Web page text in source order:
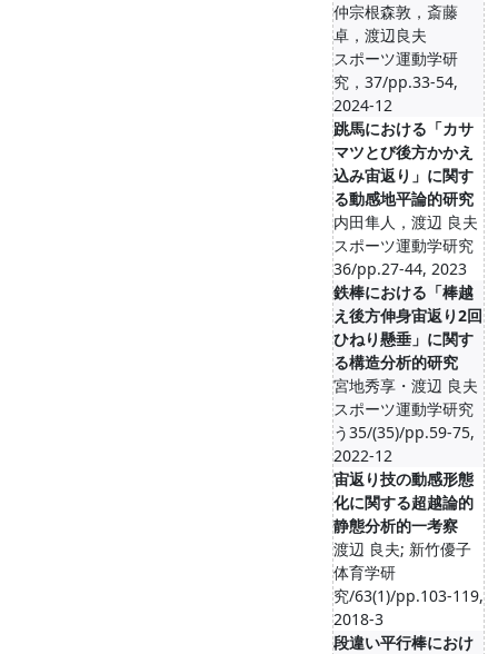
仲宗根森敦，斎藤
卓，渡辺良夫
スポーツ運動学研
究，37/pp.33-54,
2024-12
跳馬における「カサ
マツとび後方かかえ
込み宙返り」に関す
る動感地平論的研究
内田隼人，渡辺 良夫
スポーツ運動学研究
36/pp.27-44, 2023
鉄棒における「棒越
え後方伸身宙返り2回
ひねり懸垂」に関す
る構造分析的研究
宮地秀享・渡辺 良夫
スポーツ運動学研究
う35/(35)/pp.59-75,
2022-12
宙返り技の動感形態
化に関する超越論的
静態分析的一考察
渡辺 良夫; 新竹優子
体育学研
究/63(1)/pp.103-119,
2018-3
段違い平行棒におけ